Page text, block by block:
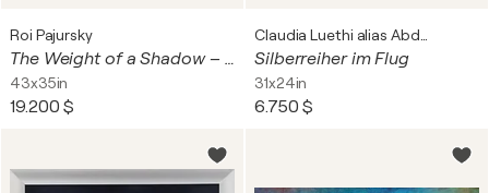
Roi Pajursky
The Weight of a Shadow – Tiger Study
43x35in
19.200 $
Silberreiher im Flug
31x24in
6.750 $